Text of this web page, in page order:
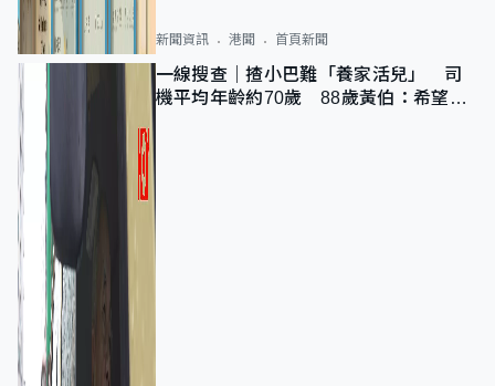
新聞資訊 港聞 首頁新聞
一線搜查｜揸小巴難「養家活兒」 司
機平均年齡約70歲 88歲黃伯：希望一